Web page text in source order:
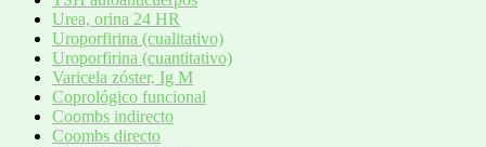
Urea, orina 24 HR
Uroporfirina (cualitativo)
Uroporfirina (cuantitativo)
Varicela zóster, Ig M
Coprológico funcional
Coombs indirecto
Coombs directo